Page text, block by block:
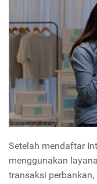
Setelah mendaftar
menggunakan
transaksi